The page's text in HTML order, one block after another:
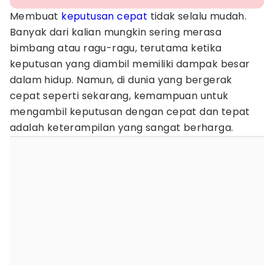
Membuat keputusan cepat tidak selalu mudah.
Banyak dari kalian mungkin sering merasa
bimbang atau ragu-ragu, terutama ketika
keputusan yang diambil memiliki dampak besar
dalam hidup. Namun, di dunia yang bergerak
cepat seperti sekarang, kemampuan untuk
mengambil keputusan dengan cepat dan tepat
adalah keterampilan yang sangat berharga.